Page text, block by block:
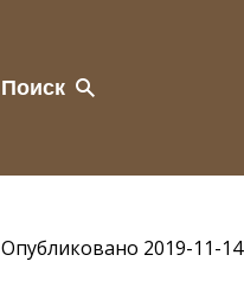
Поиск
Опубликовано 2019-11-14